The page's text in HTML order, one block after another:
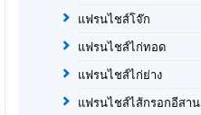
แฟรนไชส์โจ๊ก
แฟรนไชส์ไก่ทอด
แฟรนไชส์ไก่ย่าง
แฟรนไชส์ไส้กรอกอีสาน